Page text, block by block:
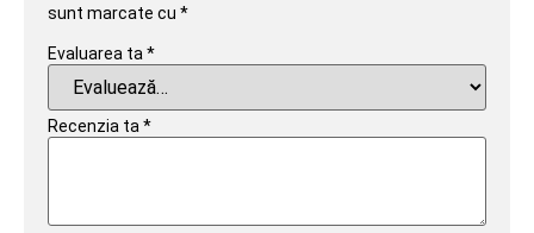
sunt marcate cu *
Evaluarea ta *
Recenzia ta *